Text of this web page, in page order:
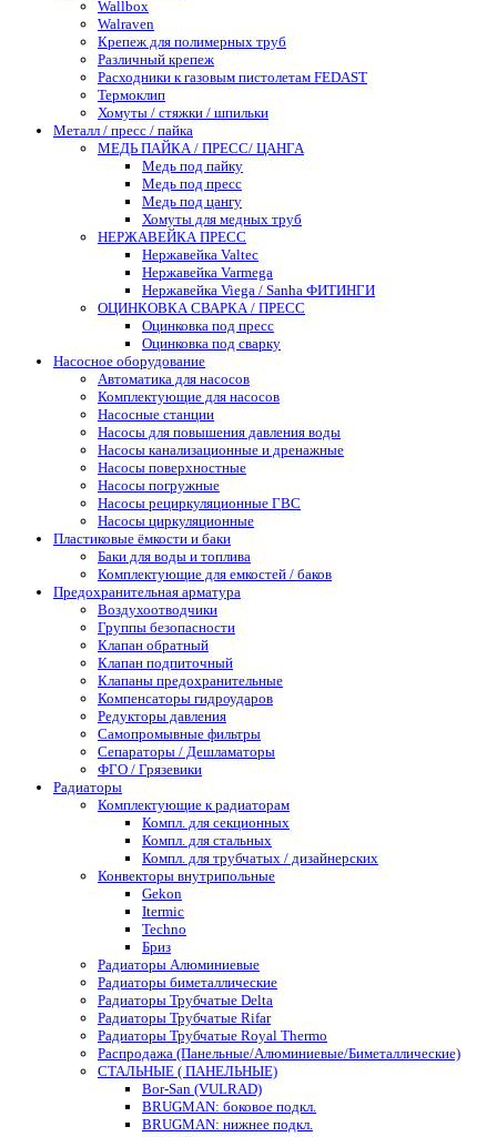
Wallbox
Walraven
Крепеж для полимерных труб
Различный крепеж
Расходники к газовым пистолетам FEDAST
Термоклип
Хомуты / стяжки / шпильки
Металл / пресс / пайка
МЕДЬ ПАЙКА / ПРЕСС/ ЦАНГА
Медь под пайку
Медь под пресс
Медь под цангу
Хомуты для медных труб
НЕРЖАВЕЙКА ПРЕСС
Нержавейка Valtec
Нержавейка Varmega
Нержавейка Viega / Sanha ФИТИНГИ
ОЦИНКОВКА СВАРКА / ПРЕСС
Оцинковка под пресс
Оцинковка под сварку
Насосное оборудование
Автоматика для насосов
Комплектующие для насосов
Насосные станции
Насосы для повышения давления воды
Насосы канализационные и дренажные
Насосы поверхностные
Насосы погружные
Насосы рециркуляционные ГВС
Насосы циркуляционные
Пластиковые ёмкости и баки
Баки для воды и топлива
Комплектующие для емкостей / баков
Предохранительная арматура
Воздухоотводчики
Группы безопасности
Клапан обратный
Клапан подпиточный
Клапаны предохранительные
Компенсаторы гидроударов
Редукторы давления
Самопромывные фильтры
Сепараторы / Дешламаторы
ФГО / Грязевики
Радиаторы
Комплектующие к радиаторам
Компл. для секционных
Компл. для стальных
Компл. для трубчатых / дизайнерских
Конвекторы внутрипольные
Gekon
Itermic
Techno
Бриз
Радиаторы Алюминиевые
Радиаторы биметаллические
Радиаторы Трубчатые Delta
Радиаторы Трубчатые Rifar
Радиаторы Трубчатые Royal Thermo
Распродажа (Панельные/Алюминиевые/Биметаллические)
СТАЛЬНЫЕ ( ПАНЕЛЬНЫЕ)
Bor-San (VULRAD)
BRUGMAN: боковое подкл.
BRUGMAN: нижнее подкл.